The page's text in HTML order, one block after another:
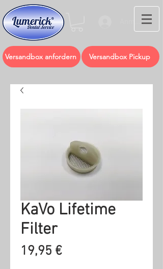
Anmelden
Versandbox anfordern Versandbox Pickup
KaVo Lifetime
Filter
19,95 €Preis